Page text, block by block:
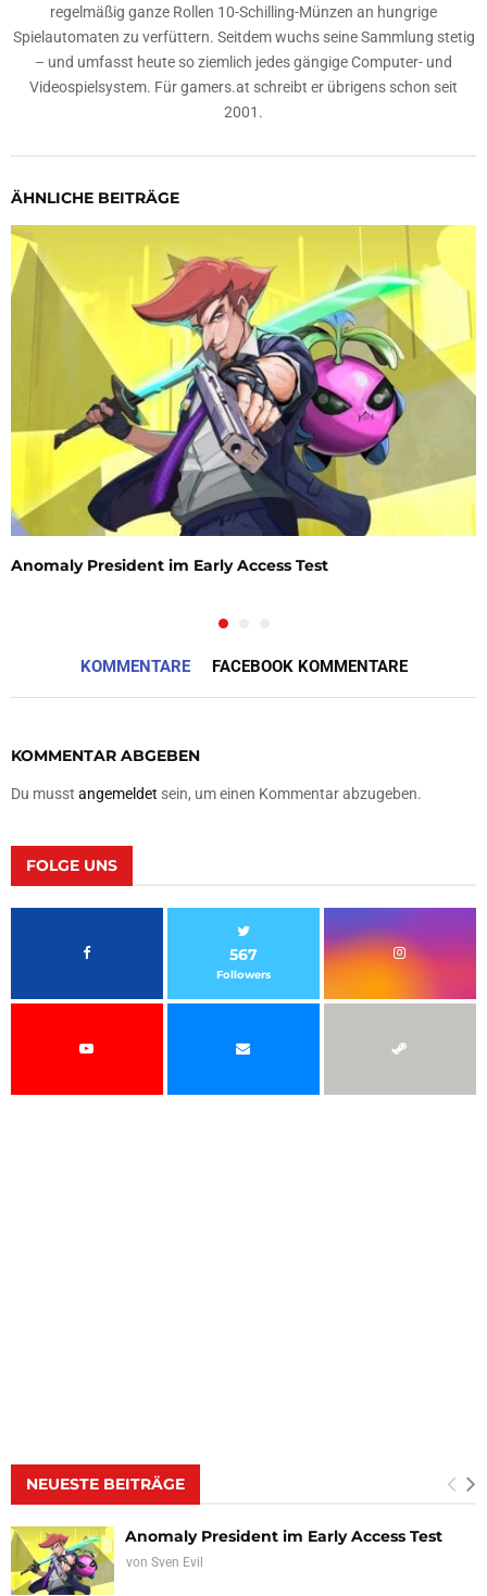
regelmäßig ganze Rollen 10-Schilling-Münzen an hungrige
Spielautomaten zu verfüttern. Seitdem wuchs seine Sammlung stetig
– und umfasst heute so ziemlich jedes gängige Computer- und
Videospielsystem. Für gamers.at schreibt er übrigens schon seit
2001.
ÄHNLICHE BEITRÄGE
Anomaly President im Early Access Test
KOMMENTARE FACEBOOK KOMMENTARE
KOMMENTAR ABGEBEN
Du musst angemeldet sein, um einen Kommentar abzugeben.
FOLGE UNS
567
Followers
NEUESTE BEITRÄGE
Anomaly President im Early Access Test
von Sven Evil